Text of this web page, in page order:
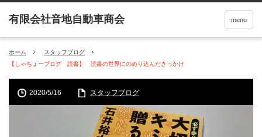
menu
ホーム
スタッフブログ
【しゃちょーブログ 読書】 読書の世界にのめり込んだきっかけ
2020/5/16 スタッフブログ